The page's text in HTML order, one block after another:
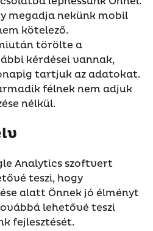
megadja nekünk mobil
kötelező.
törölte a
kérdései vannak,
tartjuk az adatokat.
félnek nem adjuk
nélkül.
Analytics szoftvert
teszi, hogy
alatt Önnek jó élményt
lehetővé teszi
fejlesztését.